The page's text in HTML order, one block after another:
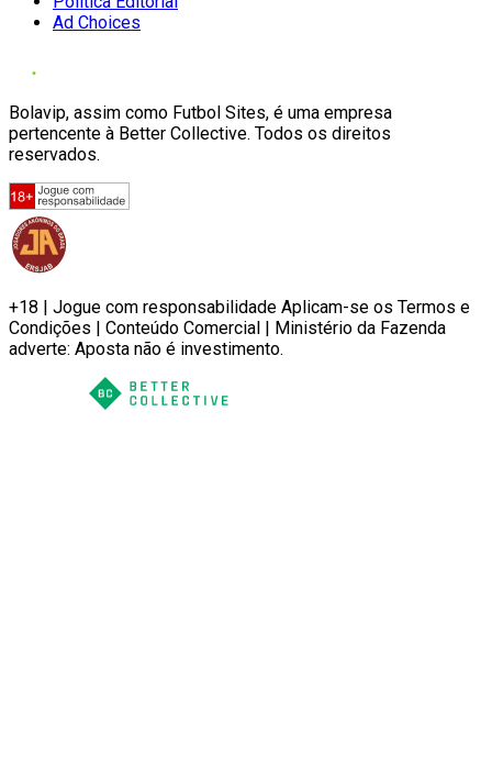
Ad Choices
Bolavip, assim como Futbol Sites, é uma empresa
pertencente à Better Collective. Todos os direitos
reservados.
+18 | Jogue com responsabilidade Aplicam-se os Termos e
Condições | Conteúdo Comercial | Ministério da Fazenda
adverte: Aposta não é investimento.